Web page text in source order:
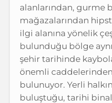
alanlarından, gurme
mağazalarından
ilgi alanına yönelik
bulunduğu bölge
şehir tarihinde
önemli
bulunuyor. Yerli
buluştuğu, tarihi